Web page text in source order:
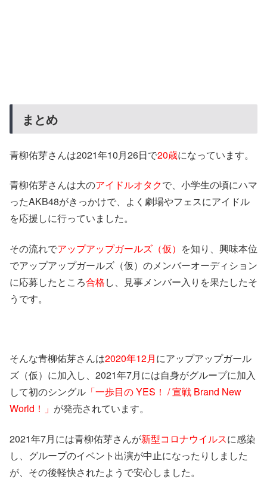
まとめ
青柳佑芽さんは2021年10月26日で20歳になっています。
青柳佑芽さんは大のアイドルオタクで、小学生の頃にハマ
ったAKB48がきっかけで、よく劇場やフェスにアイドル
を応援しに行っていました。
その流れでアップアップガールズ（仮） を知り、興味本位
でアップアップガールズ（仮）のメンバーオーディション
に応募したところ合格し、見事メンバー入りを果たしたそ
うです。
そんな青柳佑芽さんは2020年12月にアップアップガール
ズ（仮）に加入し、2021年7月には自身がグループに加入
して初のシングル 「一歩目の YES！ / 宣戦 Brand New
World！」 が発売されています。
2021年7月には青柳佑芽さんが新型コロナウイルスに感染
し、グループのイベント出演が中止になったりしました
が、その後軽快されたようで安心しました。